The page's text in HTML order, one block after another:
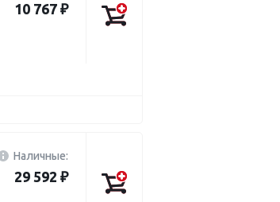
10 767 ₽
Наличные:
29 592 ₽